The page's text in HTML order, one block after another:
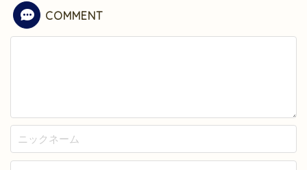
COMMENT